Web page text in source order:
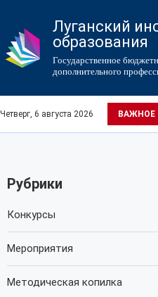
Луганский
образования
Государственное
дополнительного
Четверг, 6 августа 2026 ВАЖНОЕ
Рубрики
Конкурсы
Мероприятия
Методическая копилка